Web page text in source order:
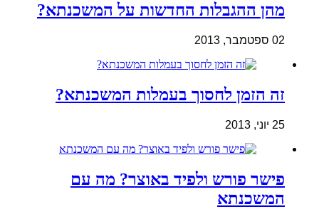
מהן ההגבלות החדשות על המשכנתא?
02 ספטמבר, 2013
זה הזמן לחסוך בעמלות המשכנתא?
25 יוני, 2013
פישר פורש ולפיד באוצר? מה עם
המשכנתא